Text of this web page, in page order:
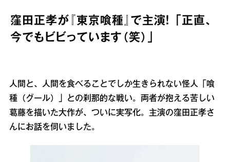
窪田正孝が『東京喰種』で主演！ 「正直、
今でもビビっています（笑）」
人間と、人間を食べることでしか生きられない怪人「喰
種（グール）」との刹那的な戦い。両者が抱える苦しい
葛藤を描いた大作が、ついに実写化。主演の窪田正孝さ
んにお話を伺いました。